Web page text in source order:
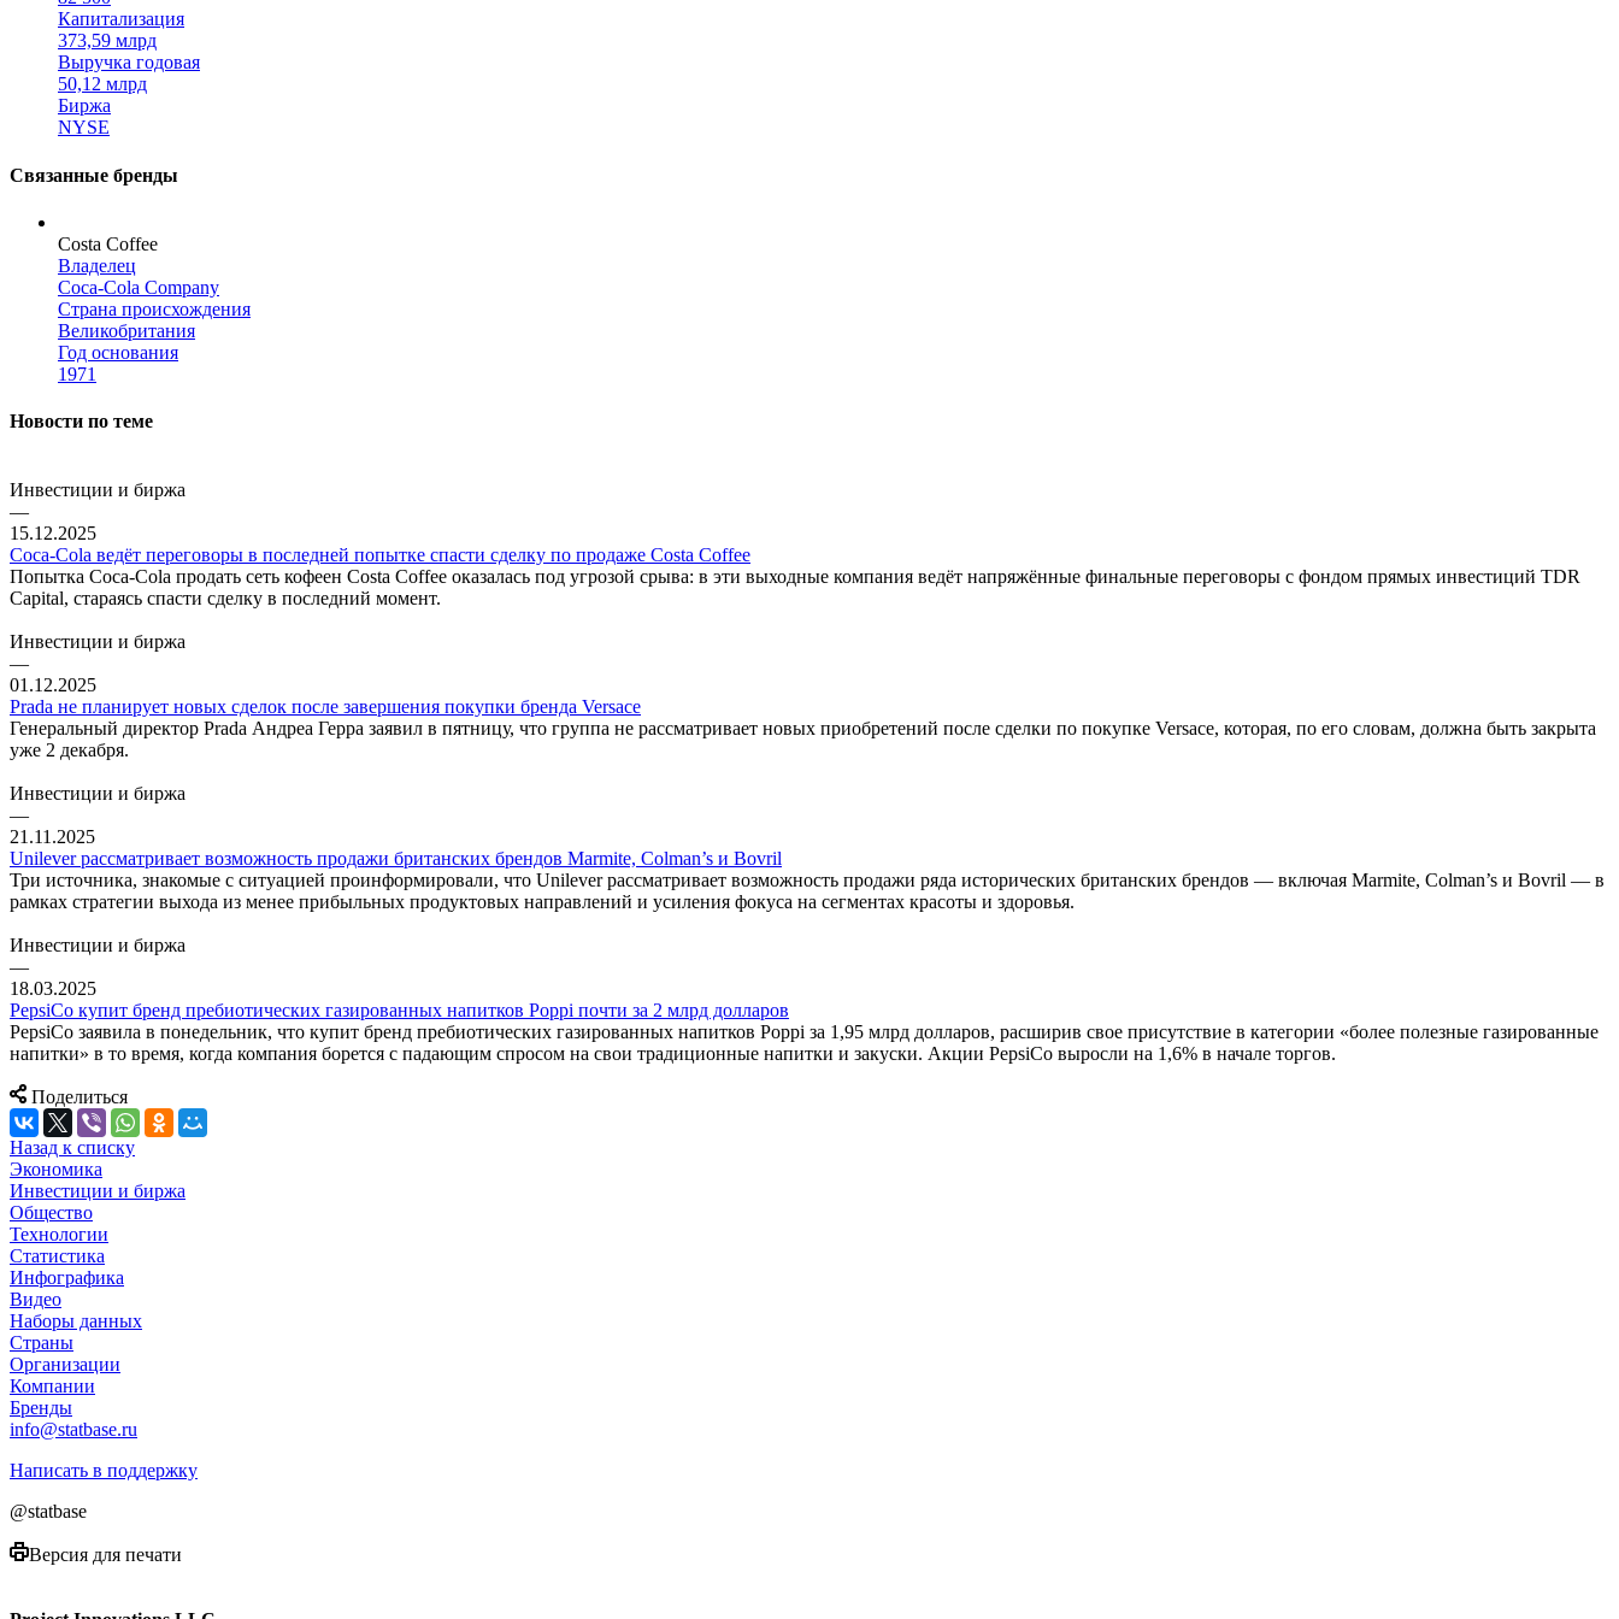
Капитализация
373,59 млрд
Выручка годовая
50,12 млрд
Биржа
NYSE
Связанные бренды
Costa Coffee
Владелец
Coca-Cola Company
Страна происхождения
Великобритания
Год основания
1971
Новости по теме
Инвестиции и биржа
—
15.12.2025
Coca-Cola ведёт переговоры в последней попытке спасти сделку по продаже Costa Coffee
Попытка Coca-Cola продать сеть кофеен Costa Coffee оказалась под угрозой срыва: в эти выходные компания ведёт напряжённые финальные переговоры с фондом прямых инвестиций TDR
Capital, стараясь спасти сделку в последний момент.
Инвестиции и биржа
—
01.12.2025
Prada не планирует новых сделок после завершения покупки бренда Versace
Генеральный директор Prada Андреа Герра заявил в пятницу, что группа не рассматривает новых приобретений после сделки по покупке Versace, которая, по его словам, должна быть закрыта
уже 2 декабря.
Инвестиции и биржа
—
21.11.2025
Unilever рассматривает возможность продажи британских брендов Marmite, Colman’s и Bovril
Три источника, знакомые с ситуацией проинформировали, что Unilever рассматривает возможность продажи ряда исторических британских брендов — включая Marmite, Colman’s и Bovril — в
рамках стратегии выхода из менее прибыльных продуктовых направлений и усиления фокуса на сегментах красоты и здоровья.
Инвестиции и биржа
—
18.03.2025
PepsiCo купит бренд пребиотических газированных напитков Poppi почти за 2 млрд долларов
PepsiCo заявила в понедельник, что купит бренд пребиотических газированных напитков Poppi за 1,95 млрд долларов, расширив свое присутствие в категории «более полезные газированные
напитки» в то время, когда компания борется с падающим спросом на свои традиционные напитки и закуски. Акции PepsiCo выросли на 1,6% в начале торгов.
Поделиться
Назад к списку
Экономика
Инвестиции и биржа
Общество
Технологии
Cтатистика
Инфографика
Видео
Наборы данных
Страны
Организации
Компании
Бренды
info@statbase.ru
Написать в поддержку
@statbase
Версия для печати